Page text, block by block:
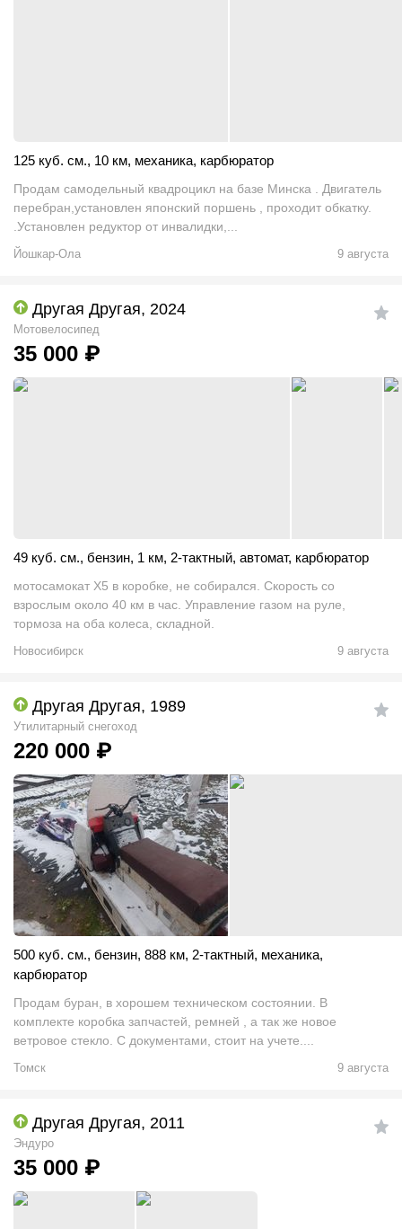
125 куб. см., 10 км, механика, карбюратор
Продам самодельный квадроцикл на базе Минска . Двигатель
перебран,установлен японский поршень , проходит обкатку.
.Установлен редуктор от инвалидки,...
Йошкар-Ола 9 августа
Другая Другая, 2024
Мотовелосипед
35 000 ₽
49 куб. см., бензин, 1 км, 2-тактный, автомат, карбюратор
мотосамокат Х5 в коробке, не собирался. Скорость со
взрослым около 40 км в час. Управление газом на руле,
тормоза на оба колеса, складной.
Новосибирск 9 августа
Другая Другая, 1989
Утилитарный снегоход
220 000 ₽
500 куб. см., бензин, 888 км, 2-тактный, механика,
карбюратор
Продам буран, в хорошем техническом состоянии. В
комплекте коробка запчастей, ремней , а так же новое
ветровое стекло. С документами, стоит на учете....
Томск 9 августа
Другая Другая, 2011
Эндуро
35 000 ₽